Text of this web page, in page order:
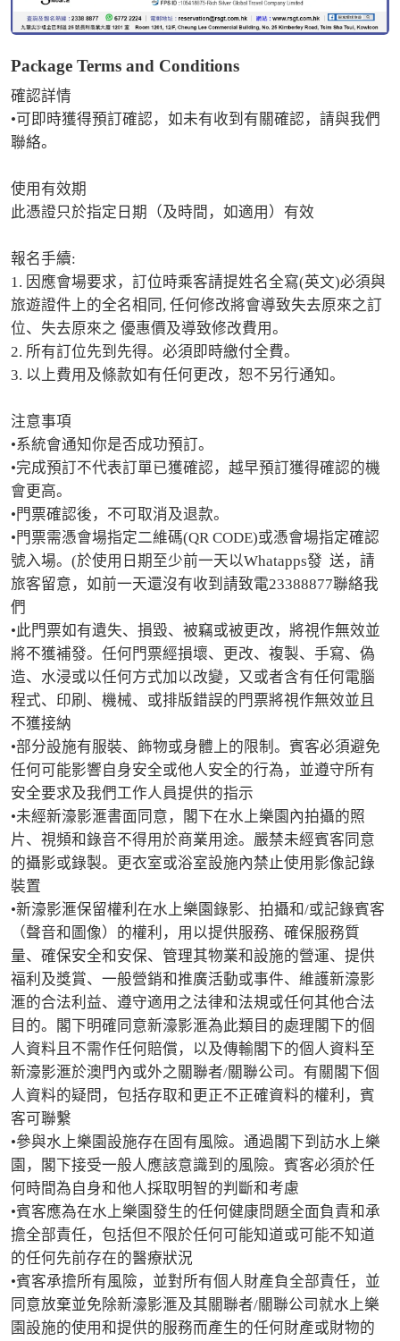
Package Terms and Conditions
確認詳情
•可即時獲得預訂確認，如未有收到有關確認，請與我們
聯絡。
使用有效期
此憑證只於指定日期（及時間，如適用）有效
報名手續:
1. 因應會場要求，訂位時乘客請提姓名全寫(英文)必須與
旅遊證件上的全名相同, 任何修改將會導致失去原來之訂
位、失去原來之 優惠價及導致修改費用。
2. 所有訂位先到先得。必須即時繳付全費。
3. 以上費用及條款如有任何更改，恕不另行通知。
注意事項
•系統會通知你是否成功預訂。
•完成預訂不代表訂單已獲確認，越早預訂獲得確認的機
會更高。
•門票確認後，不可取消及退款。
•門票需憑會場指定二維碼(QR CODE)或憑會場指定確認
號入場。(於使用日期至少前一天以Whatapps發  送，請
旅客留意，如前一天還沒有收到請致電23388877聯絡我
們
•此門票如有遺失、損毀、被竊或被更改，將視作無效並
將不獲補發。任何門票經損壞、更改、複製、手寫、偽
造、水浸或以任何方式加以改變，又或者含有任何電腦
程式、印刷、機械、或排版錯誤的門票將視作無效並且
不獲接納
•部分設施有服裝、飾物或身體上的限制。賓客必須避免
任何可能影響自身安全或他人安全的行為，並遵守所有
安全要求及我們工作人員提供的指示
•未經新濠影滙書面同意，閣下在水上樂園內拍攝的照
片、視頻和錄音不得用於商業用途。嚴禁未經賓客同意
的攝影或錄製。更衣室或浴室設施內禁止使用影像記錄
裝置
•新濠影滙保留權利在水上樂園錄影、拍攝和/或記錄賓客
（聲音和圖像）的權利，用以提供服務、確保服務質
量、確保安全和安保、管理其物業和設施的營運、提供
福利及獎賞、一般營銷和推廣活動或事件、維護新濠影
滙的合法利益、遵守適用之法律和法規或任何其他合法
目的。閣下明確同意新濠影滙為此類目的處理閣下的個
人資料且不需作任何賠償，以及傳輸閣下的個人資料至
新濠影滙於澳門內或外之關聯者/關聯公司。有關閣下個
人資料的疑問，包括存取和更正不正確資料的權利，賓
客可聯繫
•參與水上樂園設施存在固有風險。通過閣下到訪水上樂
園，閣下接受一般人應該意識到的風險。賓客必須於任
何時間為自身和他人採取明智的判斷和考慮
•賓客應為在水上樂園發生的任何健康問題全面負責和承
擔全部責任，包括但不限於任何可能知道或可能不知道
的任何先前存在的醫療狀況
•賓客承擔所有風險，並對所有個人財產負全部責任，並
同意放棄並免除新濠影滙及其關聯者/關聯公司就水上樂
園設施的使用和提供的服務而產生的任何財產或財物的